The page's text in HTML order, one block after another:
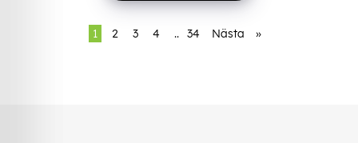
1 2 3 4 .. 34 Nästa »